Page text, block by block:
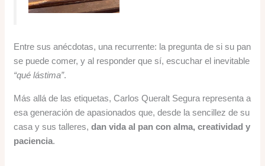
Entre sus anécdotas, una recurrente: la pregunta de si su pan
se puede comer, y al responder que sí, escuchar el inevitable
“qué lástima”.
Más allá de las etiquetas, Carlos Queralt Segura representa a
esa generación de apasionados que, desde la sencillez de su
casa y sus talleres,dan vida al pan con alma, creatividad y
paciencia.